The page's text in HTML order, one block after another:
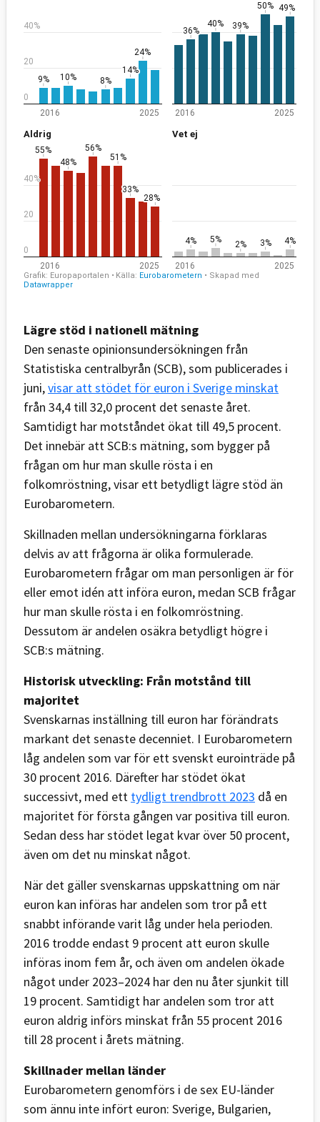
Lägre stöd i nationell mätning
Den senaste opinionsundersökningen från
Statistiska centralbyrån (SCB), som publicerades i
juni,visar att stödet för euron i Sverige minskat
från 34,4 till 32,0 procent det senaste året.
Samtidigt har motståndet ökat till 49,5 procent.
Det innebär att SCB:s mätning, som bygger på
frågan om hur man skulle rösta i en
folkomröstning, visar ett betydligt lägre stöd än
Eurobarometern.
Skillnaden mellan undersökningarna förklaras
delvis av att frågorna är olika formulerade.
Eurobarometern frågar om man personligen är för
eller emot idén att införa euron, medan SCB frågar
hur man skulle rösta i en folkomröstning.
Dessutom är andelen osäkra betydligt högre i
SCB:s mätning.
Historisk utveckling: Från motstånd till
majoritet
Svenskarnas inställning till euron har förändrats
markant det senaste decenniet. I Eurobarometern
låg andelen som var för ett svenskt eurointräde på
30 procent 2016. Därefter har stödet ökat
successivt, med ett tydligt trendbrott 2023 då en
majoritet för första gången var positiva till euron.
Sedan dess har stödet legat kvar över 50 procent,
även om det nu minskat något.
När det gäller svenskarnas uppskattning om när
euron kan införas har andelen som tror på ett
snabbt införande varit låg under hela perioden.
2016 trodde endast 9 procent att euron skulle
införas inom fem år, och även om andelen ökade
något under 2023–2024 har den nu åter sjunkit till
19 procent. Samtidigt har andelen som tror att
euron aldrig införs minskat från 55 procent 2016
till 28 procent i årets mätning.
Skillnader mellan länder
Eurobarometern genomförs i de sex EU-länder
som ännu inte infört euron: Sverige, Bulgarien,